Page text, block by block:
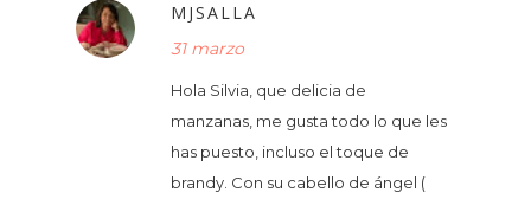
MJSALLA
31 marzo
Hola Silvia, que delicia de
manzanas, me gusta todo lo que les
has puesto, incluso el toque de
brandy. Con su cabello de ángel (